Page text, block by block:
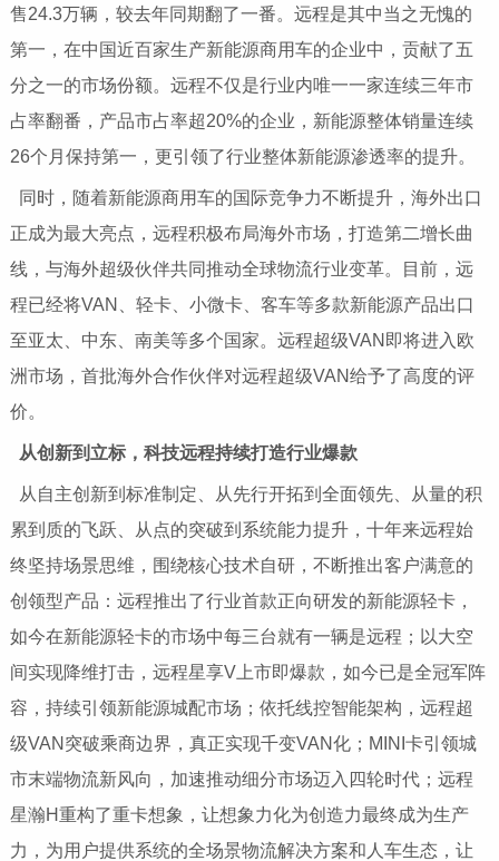
售24.3万辆，较去年同期翻了一番。远程是其中当之无愧的
第一，在中国近百家生产新能源商用车的企业中，贡献了五
分之一的市场份额。远程不仅是行业内唯一一家连续三年市
占率翻番，产品市占率超20%的企业，新能源整体销量连续
26个月保持第一，更引领了行业整体新能源渗透率的提升。
同时，随着新能源商用车的国际竞争力不断提升，海外出口
正成为最大亮点，远程积极布局海外市场，打造第二增长曲
线，与海外超级伙伴共同推动全球物流行业变革。目前，远
程已经将VAN、轻卡、小微卡、客车等多款新能源产品出口
至亚太、中东、南美等多个国家。远程超级VAN即将进入欧
洲市场，首批海外合作伙伴对远程超级VAN给予了高度的评
价。
从创新到立标，科技远程持续打造行业爆款
从自主创新到标准制定、从先行开拓到全面领先、从量的积
累到质的飞跃、从点的突破到系统能力提升，十年来远程始
终坚持场景思维，围绕核心技术自研，不断推出客户满意的
创领型产品：远程推出了行业首款正向研发的新能源轻卡，
如今在新能源轻卡的市场中每三台就有一辆是远程；以大空
间实现降维打击，远程星享V上市即爆款，如今已是全冠军阵
容，持续引领新能源城配市场；依托线控智能架构，远程超
级VAN突破乘商边界，真正实现千变VAN化；MINI卡引领城
市末端物流新风向，加速推动细分市场迈入四轮时代；远程
星瀚H重构了重卡想象，让想象力化为创造力最终成为生产
力，为用户提供系统的全场景物流解决方案和人车生态，让